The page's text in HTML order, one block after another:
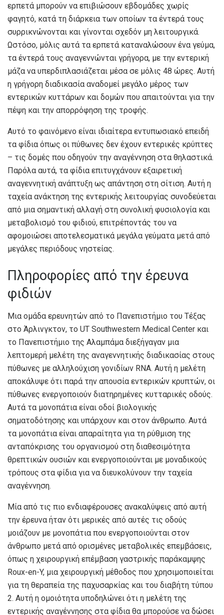
ερπετά μπορούν να επιβιώσουν εβδομάδες χωρίς
φαγητό, κατά τη διάρκεια των οποίων τα έντερά τους
συρρικνώνονται και γίνονται σχεδόν μη λειτουργικά.
Ωστόσο, μόλις αυτά τα ερπετά καταναλώσουν ένα γεύμα,
τα έντερά τους αναγεννώνται γρήγορα, με την εντερική
μάζα να υπερδιπλασιάζεται μέσα σε μόλις 48 ώρες. Αυτή
η γρήγορη διαδικασία αναδομεί μεγάλο μέρος των
εντερικών κυττάρων και δομών που απαιτούνται για την
πέψη και την απορρόφηση της τροφής.
Αυτό το φαινόμενο είναι ιδιαίτερα εντυπωσιακό επειδή
τα φίδια όπως οι πύθωνες δεν έχουν εντερικές κρύπτες
– τις δομές που οδηγούν την αναγέννηση στα θηλαστικά.
Παρόλα αυτά, τα φίδια επιτυγχάνουν εξαιρετική
αναγεννητική ανάπτυξη ως απάντηση στη σίτιση. Αυτή η
ταχεία ανάκτηση της εντερικής λειτουργίας συνοδεύεται
από μια σημαντική αλλαγή στη συνολική φυσιολογία και
μεταβολισμό του φιδιού, επιτρέποντάς του να
αφομοιώσει αποτελεσματικά μεγάλα γεύματα μετά από
μεγάλες περιόδους νηστείας.
Πληροφορίες από την έρευνα
φιδιών
Μια ομάδα ερευνητών από το Πανεπιστήμιο του Τέξας
στο Άρλινγκτον, το UT Southwestern Medical Center και
το Πανεπιστήμιο της Αλαμπάμα διεξήγαγαν μια
λεπτομερή μελέτη της αναγεννητικής διαδικασίας στους
πύθωνες με αλληλούχιση γονιδίων RNA. Αυτή η μελέτη
αποκάλυψε ότι παρά την απουσία εντερικών κρυπτών, οι
πύθωνες ενεργοποιούν διατηρημένες κυτταρικές οδούς.
Αυτά τα μονοπάτια είναι οδοί βιολογικής
σηματοδότησης και υπάρχουν και στον άνθρωπο. Αυτά
τα μονοπάτια είναι απαραίτητα για τη ρύθμιση της
ανταπόκρισης του οργανισμού στη διαθεσιμότητα
θρεπτικών ουσιών και ενεργοποιούνται με μοναδικούς
τρόπους στα φίδια για να διευκολύνουν την ταχεία
αναγέννηση.
Μία από τις πιο ενδιαφέρουσες ανακαλύψεις από αυτή
την έρευνα ήταν ότι μερικές από αυτές τις οδούς
μοιάζουν με μονοπάτια που ενεργοποιούνται στον
άνθρωπο μετά από ορισμένες μεταβολικές επεμβάσεις,
όπως η χειρουργική επέμβαση γαστρικής παράκαμψης
Roux-en-Y, μια χειρουργική μέθοδος που χρησιμοποιείται
για τη θεραπεία της παχυσαρκίας και του διαβήτη τύπου
2. Αυτή η ομοιότητα υποδηλώνει ότι η μελέτη της
εντερικής αναγέννησης στα φίδια θα μπορούσε να δώσει